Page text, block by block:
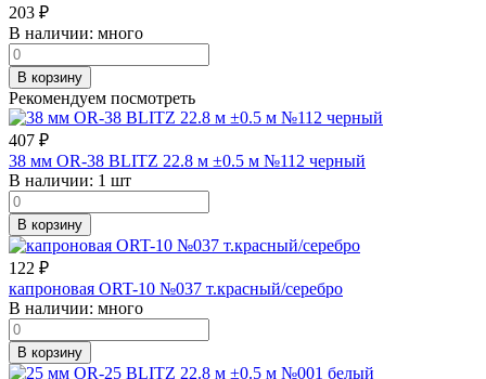
203 ₽
В наличии: много
В корзину
Рекомендуем посмотреть
407 ₽
38 мм OR-38 BLITZ 22.8 м ±0.5 м №112 черный
В наличии: 1 шт
В корзину
122 ₽
капроновая ORT-10 №037 т.красный/серебро
В наличии: много
В корзину